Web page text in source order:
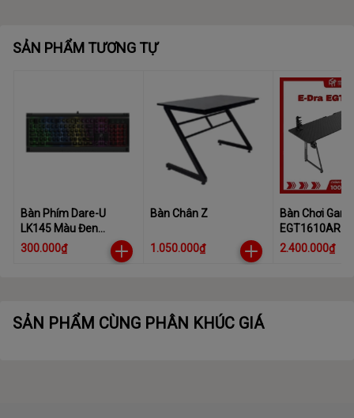
SẢN PHẨM TƯƠNG TỰ
Bàn Phím Dare-U
LK145 Màu Đen
(TK547U08601G) | Có
300.000₫
Bàn Chân Z
1.050.000₫
Bàn Chơi
EGT1610AR
2.400.000₫
SẢN PHẨM CÙNG PHÂN KHÚC GIÁ